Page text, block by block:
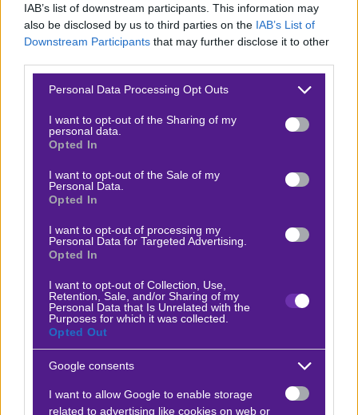
IAB’s list of downstream participants. This information may
also be disclosed by us to third parties on the IAB’s List of
Downstream Participants that may further disclose it to other
Please note that this website/app uses one or more Google
not limited to your visit or usage behaviour. You may click to
grant or deny consent to Google and its third-party tags to
use your data for below specified purposes in below Google
consent section.
Personal Data Processing Opt Outs
I want to opt-out of the Sharing of my
personal data.
Opted In
I want to opt-out of the Sale of my
Personal Data.
Opted In
I want to opt-out of processing my
Personal Data for Targeted Advertising.
Opted In
I want to opt-out of Collection, Use,
Retention, Sale, and/or Sharing of my
Personal Data that Is Unrelated with the
Purposes for which it was collected.
Opted Out
Google consents
I want to allow Google to enable storage
related to advertising like cookies on web or
Το συγκρότημα του Μπορδαλάς έχει ξεμείνει από
λύσεις και έρχεται από δύο διαδοχικές εντός έδρας
ήττες (Σοσιεδάδ, Βαλένθια), αμφότερες με γκολ στο
τέλος, ενώ στην πιο πρόσφατη έξοδό της έχασε με
Μπέτις (4-0).
άσο, που τιμάται σε αξιοπρεπείς αποδόσεις. Στο2.17
Bet365 .
Δείτε με ένα κλικ τις καλύτερες προσφορές της ημέρας
Ο Βαγγέλης Λυκάκης προτείνει:
Χιρόνα - Χετάφε -10.00